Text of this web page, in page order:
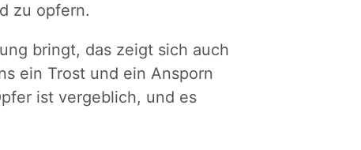
zu opfern.
bringt, das zeigt sich auch
ein Trost und ein Ansporn
ist vergeblich, und es